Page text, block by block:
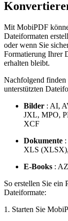
Mit MobiPDF
Dateiformaten
oder wenn Sie
Formatierung Ihrer
erhalten bleibt.
Nachfolgend finden
unterstützten
Bilder : AI,
JXL, MPO,
XCF
Dokumente
XLS
E-Books :
So erstellen Sie ein
Dateiformate:
1. Starten Sie